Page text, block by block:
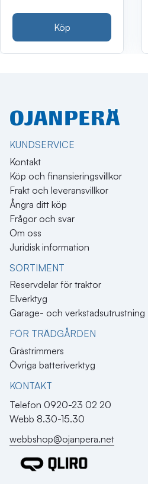
Köp
KUNDSERVICE
Kontakt
Köp och finansieringsvillkor
Frakt och leveransvillkor
Ångra ditt köp
Frågor och svar
Om oss
Juridisk information
SORTIMENT
Reservdelar för traktor
Elverktyg
Garage- och verkstadsutrustning
FÖR TRÄDGÅRDEN
Grästrimmers
Övriga batteriverktyg
KONTAKT​
Telefon 0920-23 02 20
Webb 8.30-15.30
webbshop@ojanpera.net